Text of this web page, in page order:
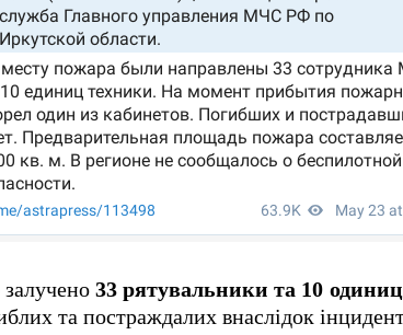
залучено33 рятувальники та 10
та постраждалих внаслідок